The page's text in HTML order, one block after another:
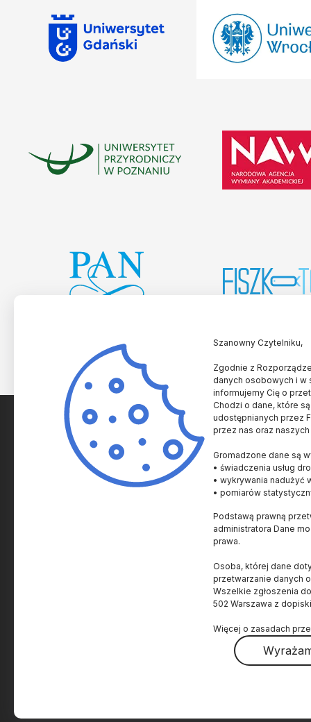
Szanowny Czytelniku,
Zgodnie z
danych osobowych i w
informujemy Cię o
Chodzi o dane, które
udostępnianych przez
przez nas oraz
Gromadzone dane są
• świadczenia usług
• wykrywania nadużyć
• pomiarów
Podstawą prawną
administratora Dane
prawa.
Osoba, której dane
przetwarzanie danych
Wszelkie zgłoszenia
502 Warszawa z
Więcej o zasadach
SPRAWY NAUKOWE
Historia i Kultura
SPRAWY AKADEMICKIE
Uczelnie i Instytucje
Innowacje
Nagrody
Prawo
Popularyzacja
Wydarzenia
Ludzie